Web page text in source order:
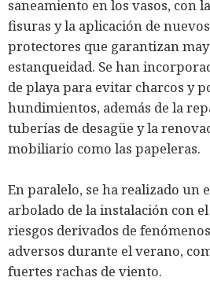
saneamiento en los vasos, con
fisuras y la aplicación de
protectores que garantizan
estanqueidad. Se han
de playa para evitar charcos y
hundimientos, además de la
tuberías de desagüe y la
mobiliario como las papeleras.
En paralelo, se ha realizado un
arbolado de la instalación con
riesgos derivados de
adversos durante el verano,
fuertes rachas de viento.